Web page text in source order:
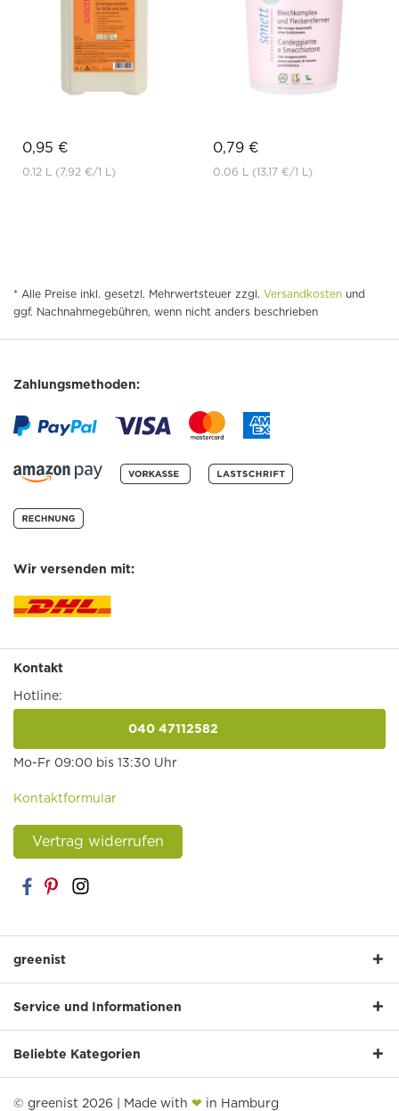
0,95 €
0.12 L (7,92 €/1 L)
0,79 €
0.06 L (13,17 €/1 L)
* Alle Preise inkl. gesetzl. Mehrwertsteuer zzgl. Versandkosten und
ggf. Nachnahmegebühren, wenn nicht anders beschrieben
Zahlungsmethoden:
Wir versenden mit:
Kontakt
Hotline:
040 47112582
Mo-Fr 09:00 bis 13:30 Uhr
Kontaktformular
Vertrag widerrufen
greenist
Service und Informationen
Beliebte Kategorien
© greenist 2026 | Made with ❤ in Hamburg